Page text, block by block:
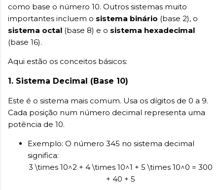
como base o número 10. Outros sistemas muito
importantes incluem o sistema binário (base 2), o
sistema octal (base 8) e o sistema hexadecimal
(base 16).
Aqui estão os conceitos básicos:
1. Sistema Decimal (Base 10)
Este é o sistema mais comum. Usa os dígitos de 0 a 9.
Cada posição num número decimal representa uma
potência de 10.
Exemplo: O número 345 no sistema decimal
significa:
3 \times 10^2 + 4 \times 10^1 + 5 \times 10^0 = 300
+ 40 + 5